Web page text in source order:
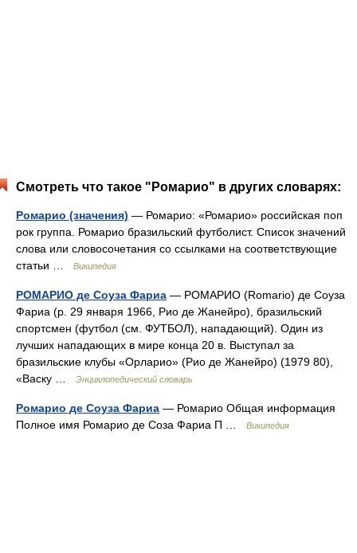
Смотреть что такое "Ромарио" в других словарях:
Ромарио (значения) — Ромарио: «Ромарио» российская поп
рок группа. Ромарио бразильский футболист. Список значений
слова или словосочетания со ссылками на соответствующие
статьи …
Википедия
РОМАРИО де Соуза Фариа — РОМАРИО (Romario) де Соуза
Фариа (р. 29 января 1966, Рио де Жанейро), бразильский
спортсмен (футбол (см. ФУТБОЛ), нападающий). Один из
лучших нападающих в мире конца 20 в. Выступал за
бразильские клубы «Орларио» (Рио де Жанейро) (1979 80),
«Васку …
Энциклопедический словарь
Ромарио де Соуза Фариа — Ромарио Общая информация
Полное имя Ромарио де Соза Фариа П …
Википедия